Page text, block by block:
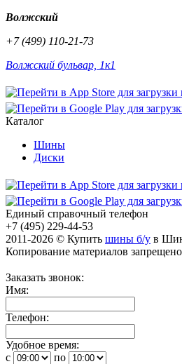
Волжский
+7 (499) 110-21-73
Волжский бульвар, 1к1
Каталог
Шины
Диски
Единый справочный телефон
+7 (495) 229-44-53
2011-2026 © Купить шины б/у в
Копирование материалов
Заказать звонок:
Имя:
Телефон:
Удобное время:
c
по